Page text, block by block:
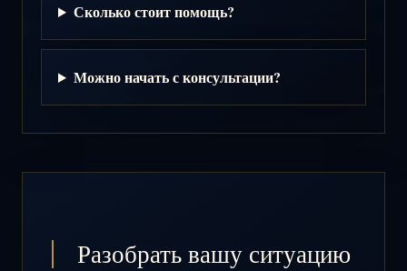
Сколько стоит помощь?
Можно начать с консультации?
Разобрать вашу ситуацию